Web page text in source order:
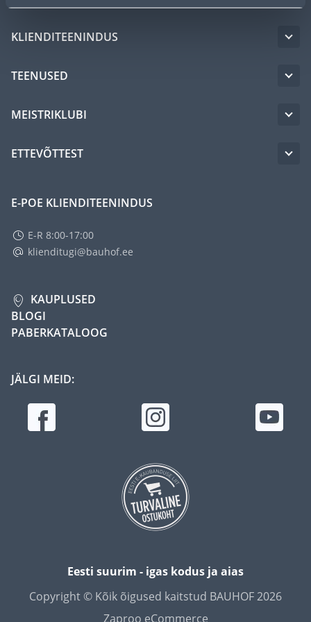
KLIENDITEENINDUS
TEENUSED
MEISTRIKLUBI
ETTEVÕTTEST
E-POE KLIENDITEENINDUS
E-R 8:00-17:00
klienditugi@bauhof.ee
KAUPLUSED
BLOGI
PABERKATALOOG
JÄLGI MEID:
Eesti suurim - igas kodus ja aias
Copyright © Kõik õigused kaitstud BAUHOF 2026
Zaproo eCommerce